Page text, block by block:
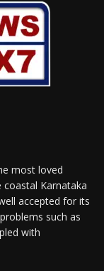
most loved
Karnataka
accepted for its
such as
with